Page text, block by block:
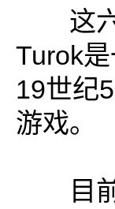
这六
Turok
19世纪
游戏。
目前